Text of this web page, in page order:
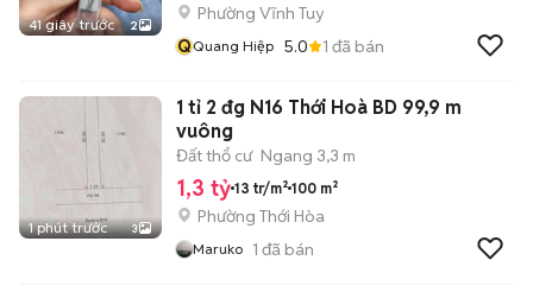
41 giây trước 2
Phường Vĩnh Tuy
QQuang Hiệp 5.0 1 đã bán
1 phút trước 3
1 tỉ 2 đg N16 Thới Hoà BD 99,9 m
vuông
Đất thổ cư Ngang 3,3 m
1,3 tỷ 13 tr/m² 100 m²
Phường Thới Hòa
Maruko 1 đã bán